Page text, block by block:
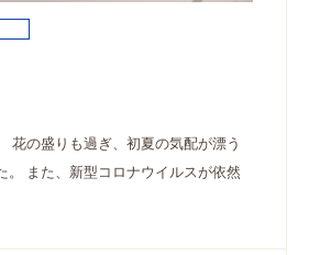
花の盛りも過ぎ、初夏の気配が漂う
。 また、新型コロナウイルスが依然